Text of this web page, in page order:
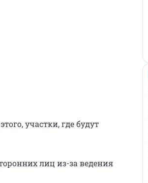
участки, где будут
лиц из-за ведения